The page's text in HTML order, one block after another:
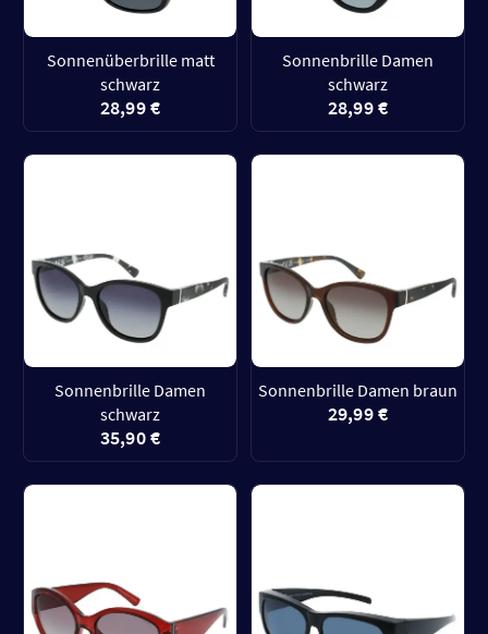
Sonnenüberbrille matt
schwarz
Sonnenbrille Damen
schwarz
Sonnenbrille Damen
schwarz
Sonnenbrille Damen braun